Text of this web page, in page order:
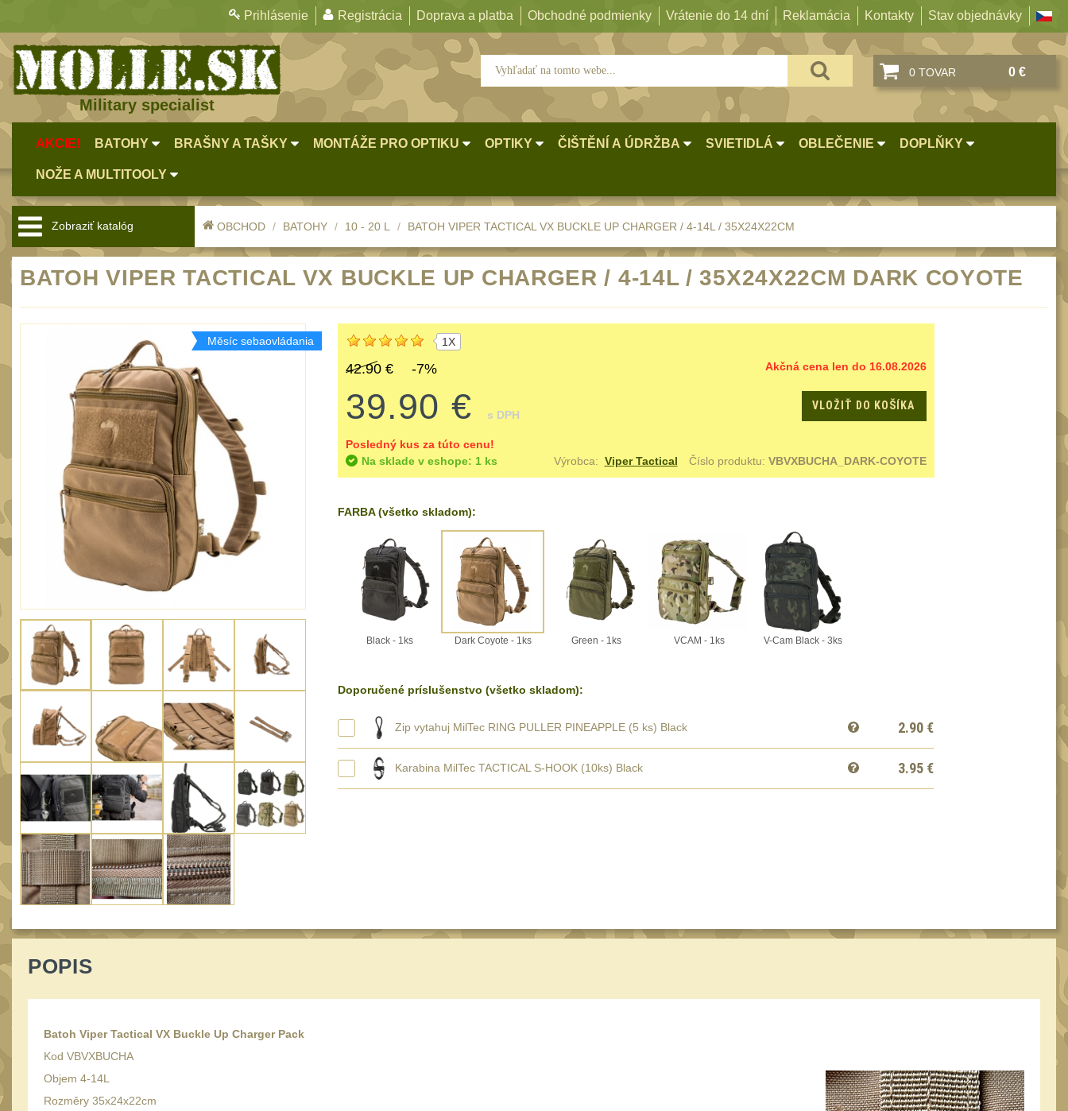
Prihlásenie Registrácia Doprava a platba Obchodné podmienky Vrátenie do 14 dní Reklamácia Kontakty Stav objednávky
Military specialist
0 TOVAR 0 €
AKCIE! BATOHY BRAŠNY A TAŠKY MONTÁŽE PRO OPTIKU OPTIKY ČIŠTĚNÍ A ÚDRŽBA SVIETIDLÁ OBLEČENIE DOPLŇKY
NOŽE A MULTITOOLY
Zobraziť katalóg OBCHOD BATOHY 10 - 20 L BATOH VIPER TACTICAL VX BUCKLE UP CHARGER / 4-14L / 35X24X22CM
BATOH VIPER TACTICAL VX BUCKLE UP CHARGER / 4-14L / 35X24X22CM DARK COYOTE
Měsíc sebaovládania
1X
Akčná cena len do 16.08.2026
42.90 € -7%
39.90 € s DPH
VLOŽIŤ DO KOŠÍKA
Posledný kus za túto cenu!
Na sklade v eshope: 1 ks
Výrobca: Viper Tactical Číslo produktu: VBVXBUCHA_DARK-COYOTE
FARBA (všetko skladom):
Black - 1ks Dark Coyote - 1ks Green - 1ks VCAM - 1ks V-Cam Black - 3ks
Doporučené príslušenstvo (všetko skladom):
Zip vytahuj MilTec RING PULLER PINEAPPLE (5 ks) Black 2.90 €
Karabina MilTec TACTICAL S-HOOK (10ks) Black 3.95 €
POPIS
Batoh Viper Tactical VX Buckle Up Charger Pack
Kod VBVXBUCHA
Objem 4-14L
Rozměry 35x24x22cm